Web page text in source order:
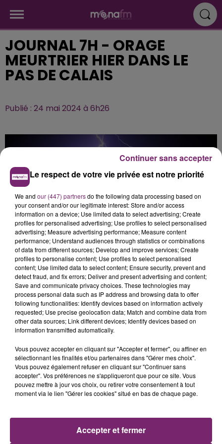
JOURNAL 7H - ORAGE
MEURTRIER HIER DANS LE
PAS DE CALAIS
Publié : 24 mai 2024 à 6h26
ACTUS RADIO
PODCASTS
Le respect de votre vie privée est notre priorité
We and our (447) partnersdo the following data processing based on
your consent and/or our legitimate interest: Store and/or access
information on a device; Use limited data to select advertising; Create
profiles for personalised advertising; Use profiles to select personalised
advertising; Measure advertising performance; Measure content
performance; Understand audiences through statistics or combinations
of data from different sources; Develop and improve services; Create
profiles to personalise content; Use profiles to select personalised
content; Use limited data to select content; Ensure security, prevent and
detect fraud, and fix errors; Deliver and present advertising and content;
Save and communicate privacy choices. These technologies may
process personal data such as IP address and browsing data to offer
following functionalities: Identify devices based on information actively
requested; Use precise geolocation data; Match and combine data from
other data sources; Link different devices; Identify devices based on
information transmitted automatically.
Vous pouvez accepter en cliquant sur "Accepter et fermer", ou affiner en
sélectionnant les finalités et/ou partenaires dans "Gérer mes choix".
Vous pouvez également refuser en cliquant sur "Continuer sans
accepter". Vos préférences ne s'appliqueront que pour ce site. Vous
pouvez mettre à jour vos choix, ou retirer votre consentement à tout
moment via le lien "Gérer les cookies" situé en bas de chaque page.
Accepter et fermer
Continuer sans accepter